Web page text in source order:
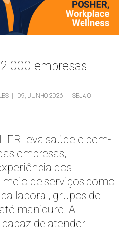
empresas!
| 09, JUNHO 2026 | SEJA O
leva saúde e bem-
empresas,
dos
de serviços como
laboral, grupos de
manicure. A
capaz de atender